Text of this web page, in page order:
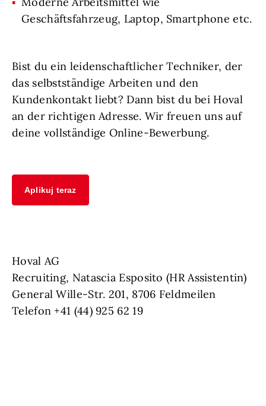
Geschäftsfahrzeug, Laptop, Smartphone etc.
Bist du ein leidenschaftlicher Techniker, der
das selbstständige Arbeiten und den
Kundenkontakt liebt? Dann bist du bei Hoval
an der richtigen Adresse. Wir freuen uns auf
deine vollständige Online-Bewerbung.
Aplikuj teraz
Hoval AG
Recruiting, Natascia Esposito (HR Assistentin)
General Wille-Str. 201, 8706 Feldmeilen
Telefon +41 (44) 925 62 19